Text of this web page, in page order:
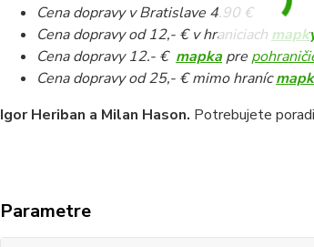
Cena dopravy v Bratislave 4.90 €
Cena dopravy od 12,- € v hraniciach
Cena dopravy 12.- € mapkapre
Cena dopravy od 25,- € mimo hraníc
Igor Heriban a Milan Hason. Potrebujete
Parametre